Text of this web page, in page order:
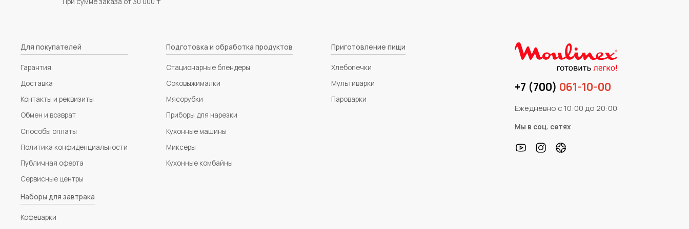
Для покупателей
Гарантия
Доставка
Контакты и реквизиты
Обмен и возврат
Способы оплаты
Политика конфиденциальности
Публичная оферта
Сервисные центры
Подготовка и обработка продуктов
Стационарные блендеры
Соковыжималки
Мясорубки
Приборы для нарезки
Кухонные машины
Миксеры
Кухонные комбайны
Приготовление пищи
Хлебопечки
Мультиварки
Пароварки
Наборы для завтрака
Кофеварки
+7 (700) 061-10-00
Ежедневно с 10:00 до 20:00
Мы в соц. сетях